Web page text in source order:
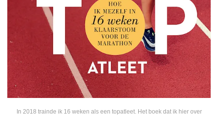
In 2018 trainde ik 16 weken als een topatleet. Het boek dat ik hier over